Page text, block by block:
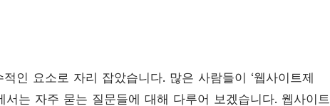
인 요소로 자리 잡았습니다. 많은 사람들이 ‘웹사이트제
서는 자주 묻는 질문들에 대해 다루어 보겠습니다. 웹사이트